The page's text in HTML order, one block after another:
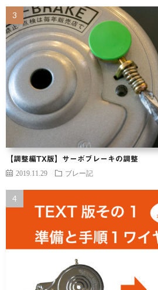
【調整編TX版】サーボブレーキの調整
2019.11.29 ブレー記